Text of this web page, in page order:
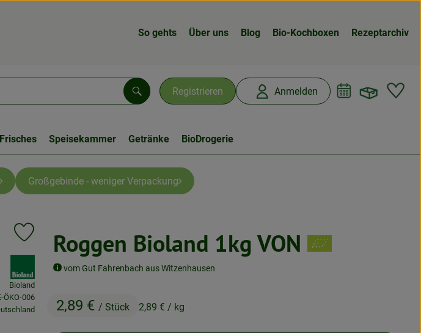
So gehts Über uns Blog Bio-Kochboxen Rezeptarchiv
Registrieren Anmelden
Suchen
Frisches Speisekammer Getränke BioDrogerie
Großgebinde - weniger Verpackung
Roggen Bioland 1kg VON
vom Gut Fahrenbach aus Witzenhausen
2,89 € / Stück 2,89 € / kg
Produkt zu Favouriten hinzufügen
Bioland
ÖKO-006